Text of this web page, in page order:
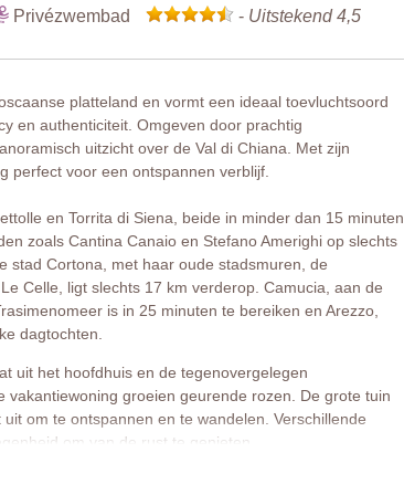
Privézwembad - Uitstekend 4,5
platteland en vormt een ideaal toevluchtsoord
en authenticiteit. Omgeven door prachtig
uitzicht over de Val di Chiana. Met zijn
perfect voor een ontspannen verblijf.
en Torrita di Siena, beide in minder dan 15 minuten
zoals Cantina Canaio en Stefano Amerighi op slechts
stad Cortona, met haar oude stadsmuren, de
Celle, ligt slechts 17 km verderop. Camucia, aan de
is in 25 minuten te bereiken en Arezzo,
dagtochten.
uit het hoofdhuis en de tegenovergelegen
groeien geurende rozen. De grote tuin
om te ontspannen en te wandelen. Verschillende
om van de rust te genieten.